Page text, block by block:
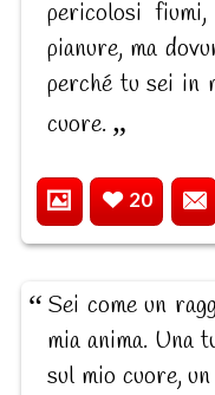
pericolosi
pianure, ma
perché tu sei in
cuore.
20
Sei come un
mia anima. Una
sul mio cuore,